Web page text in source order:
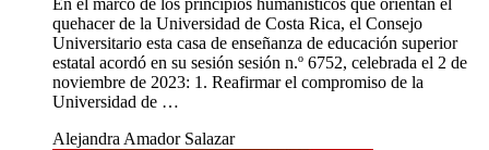
En el marco de los principios humanísticos que orientan el
quehacer de la Universidad de Costa Rica, el Consejo
Universitario esta casa de enseñanza de educación superior
estatal acordó en su sesión sesión n.º 6752, celebrada el 2 de
noviembre de 2023: 1. Reafirmar el compromiso de la
Universidad de …
Alejandra Amador Salazar